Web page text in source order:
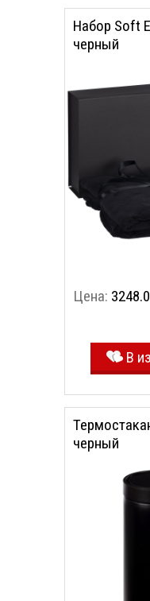
Цена:
В
Набор Soft
черный
черный